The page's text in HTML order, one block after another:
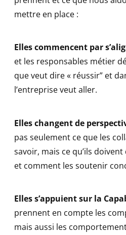
mettre en place :
Elles commencent par
et les responsables métier
que veut dire « réussir” et
l’entreprise veut aller.
Elles changent de
pas seulement ce que les
savoir, mais ce qu’ils
et comment les soutenir
Elles s’appuient sur la
prennent en compte les
mais aussi les